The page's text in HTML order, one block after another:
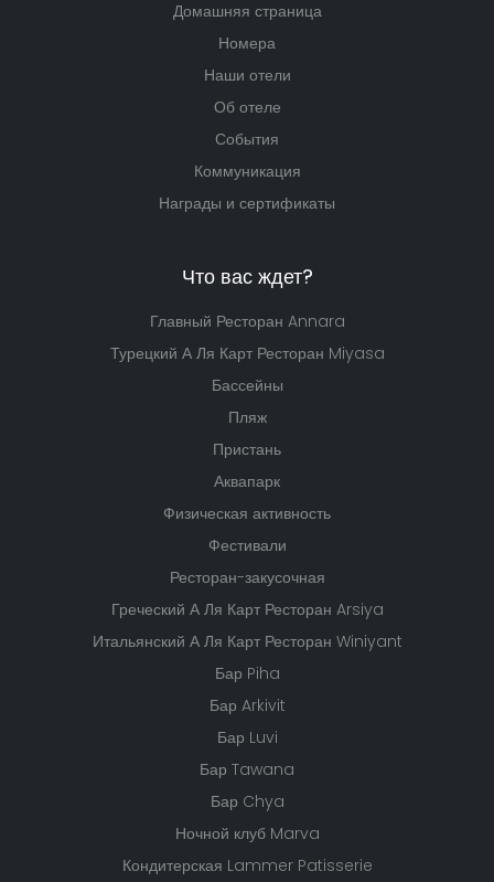
Домашняя страница
Номера
Наши отели
Об отеле
События
Коммуникация
Награды и сертификаты
Что вас ждет?
Главный Ресторан Annara
Турецкий А Ля Карт Ресторан Miyasa
Бассейны
Пляж
Пристань
Аквапарк
Физическая активность
Фестивали
Ресторан-закусочная
Греческий А Ля Карт Ресторан Arsiya
Итальянский А Ля Карт Ресторан Winiyant
Бар Piha
Бар Arkivit
Бар Luvi
Бар Tawana
Бар Chya
Ночной клуб Marva
Кондитерская Lammer Patisserie